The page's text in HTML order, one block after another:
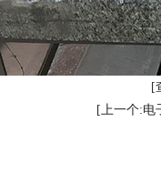
[
[上一个:电